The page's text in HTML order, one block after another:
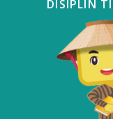
DISIPLIN